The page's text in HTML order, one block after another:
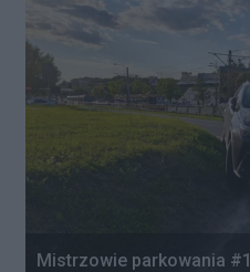
Mistrzowie parkowania